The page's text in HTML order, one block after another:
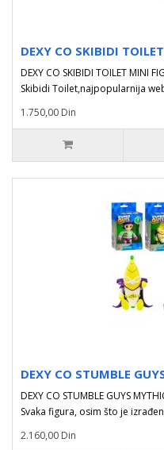
DEXY CO SKIBIDI
DEXY CO SKIBIDI TOILET MINI
Skibidi Toilet,najpopularnija
1.750,00 Din
DEXY CO STUMBLE
DEXY CO STUMBLE GUYS
Svaka figura, osim što je
2.160,00 Din